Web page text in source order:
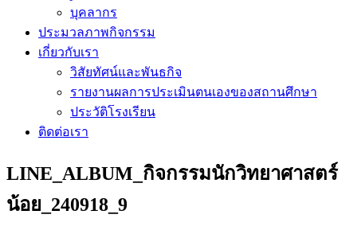
บุคลากร
ประมวลภาพกิจกรรม
เกี่ยวกับเรา
วิสัยทัศน์และพันธกิจ
รายงานผลการประเมินตนเองของสถานศึกษา
ประวัติโรงเรียน
ติดต่อเรา
LINE_ALBUM_กิจกรรมนักวิทยาศาสตร์
น้อย_240918_9